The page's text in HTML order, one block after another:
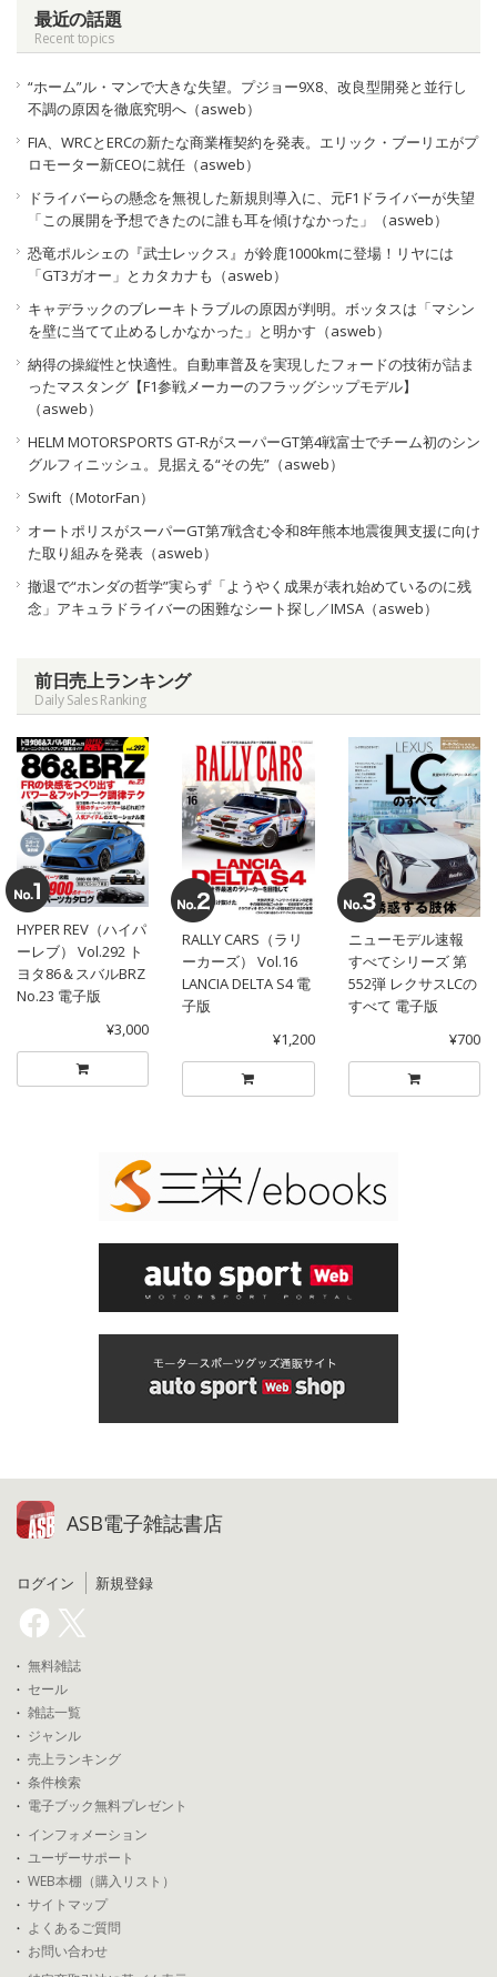
最近の話題
Recent topics
“ホーム”ル・マンで大きな失望。プジョー9X8、改良型開発と並行し
不調の原因を徹底究明へ（asweb）
FIA、WRCとERCの新たな商業権契約を発表。エリック・ブーリエがプ
ロモーター新CEOに就任（asweb）
ドライバーらの懸念を無視した新規則導入に、元F1ドライバーが失望
「この展開を予想できたのに誰も耳を傾けなかった」（asweb）
恐竜ポルシェの『武士レックス』が鈴鹿1000kmに登場！リヤには
「GT3ガオー」とカタカナも（asweb）
キャデラックのブレーキトラブルの原因が判明。ボッタスは「マシン
を壁に当てて止めるしかなかった」と明かす（asweb）
納得の操縦性と快適性。自動車普及を実現したフォードの技術が詰ま
ったマスタング【F1参戦メーカーのフラッグシップモデル】
（asweb）
HELM MOTORSPORTS GT-RがスーパーGT第4戦富士でチーム初のシン
グルフィニッシュ。見据える“その先”（asweb）
Swift（MotorFan）
オートポリスがスーパーGT第7戦含む令和8年熊本地震復興支援に向け
た取り組みを発表（asweb）
撤退で“ホンダの哲学”実らず「ようやく成果が表れ始めているのに残
念」アキュラドライバーの困難なシート探し／IMSA（asweb）
前日売上ランキング
Daily Sales Ranking
HYPER REV（ハイパ
ーレブ） Vol.292 ト
ヨタ86＆スバルBRZ
No.23 電子版
¥3,000
RALLY CARS（ラリ
ーカーズ） Vol.16
LANCIA DELTA S4 電
子版
¥1,200
ニューモデル速報
すべてシリーズ 第
552弾 レクサスLCの
すべて 電子版
¥700
ASB電子雑誌書店
ログイン 新規登録
無料雑誌
セール
雑誌一覧
ジャンル
売上ランキング
条件検索
電子ブック無料プレゼント
インフォメーション
ユーザーサポート
WEB本棚（購入リスト）
サイトマップ
よくあるご質問
お問い合わせ